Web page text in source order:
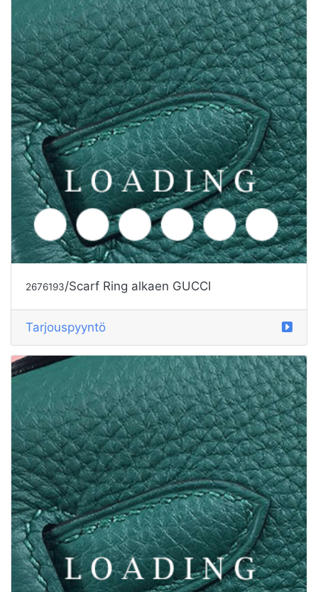
2676193/Scarf Ring alkaen GUCCI
Tarjouspyyntö